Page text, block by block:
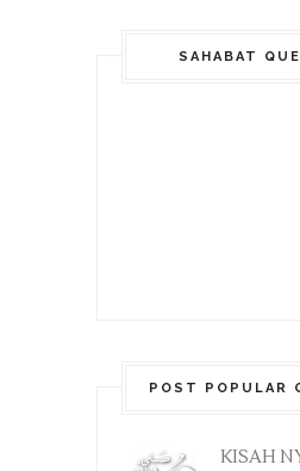
SAHABAT
POST POPULAR
KISAH